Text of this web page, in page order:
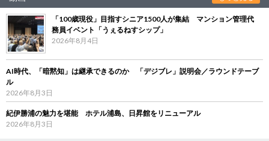
「100歳現役」目指すシニア1500人が集結 マンション管理代
務員イベント「うぇるねすシップ」
2026年8月4日
AI時代、「暗黙知」は継承できるのか 「デジブレ」説明会／ラウンドテーブ
ル
2026年8月3日
紀伊勝浦の魅力を堪能 ホテル浦島、日昇館をリニューアル
2026年8月3日